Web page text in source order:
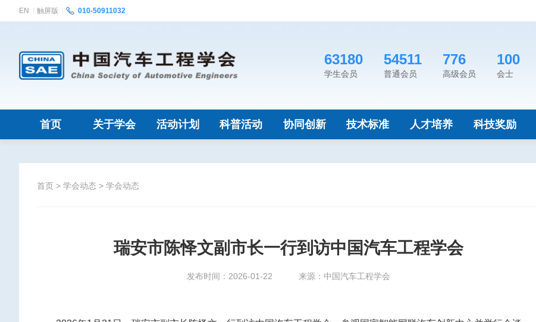
EN 触屏版 010-50911032
63180
学生会员
54511
普通会员
776
高级会员
100
会士
首页 关于学会 活动计划 科普活动 协同创新 技术标准 人才培养 科技奖励
首页 > 学会动态 > 学会动态
瑞安市陈怿文副市长一行到访中国汽车工程学会
发布时间：2026-01-22 来源：中国汽车工程学会